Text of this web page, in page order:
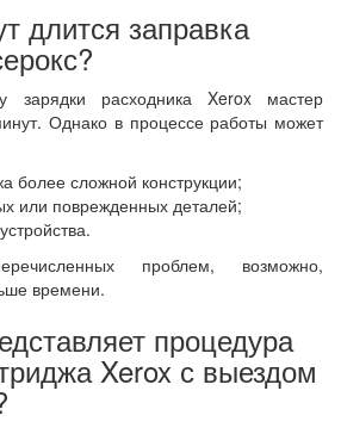
длится заправка
зарядки расходника Xerox мастер
Однако в процессе работы может
более сложной конструкции;
или поврежденных деталей;
проблем, возможно,
времени.
процедура
Xerox с выездом